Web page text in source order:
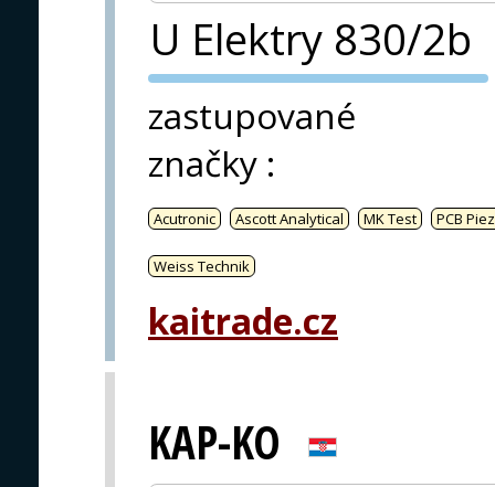
U Elektry 830/2b
PVA EXPO
zastupované
značky :
Acutronic Ascott Analytical MK Test PCB
Weiss Technik
kaitrade.cz
KAP-KO